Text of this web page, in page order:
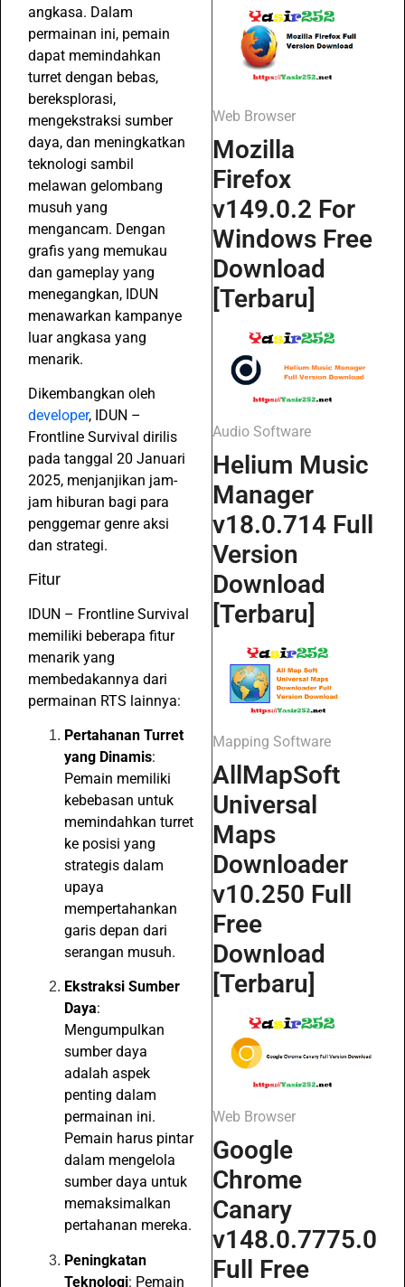
angkasa. Dalam
permainan ini, pemain
dapat memindahkan
turret dengan bebas,
bereksplorasi,
mengekstraksi sumber
daya, dan meningkatkan
teknologi sambil
melawan gelombang
musuh yang
mengancam. Dengan
grafis yang memukau
dan gameplay yang
menegangkan, IDUN
menawarkan kampanye
luar angkasa yang
menarik.
Dikembangkan oleh
developer, IDUN –
Frontline Survival dirilis
pada tanggal 20 Januari
2025, menjanjikan jam-
jam hiburan bagi para
penggemar genre aksi
dan strategi.
Fitur
IDUN – Frontline Survival
memiliki beberapa fitur
menarik yang
membedakannya dari
permainan RTS lainnya:
Pertahanan Turret
yang Dinamis:
Pemain memiliki
kebebasan untuk
memindahkan turret
ke posisi yang
strategis dalam
upaya
mempertahankan
garis depan dari
serangan musuh.
Ekstraksi Sumber
Daya:
Mengumpulkan
sumber daya
adalah aspek
penting dalam
permainan ini.
Pemain harus pintar
dalam mengelola
sumber daya untuk
memaksimalkan
pertahanan mereka.
Peningkatan
Teknologi: Pemain
Web Browser
Mozilla
Firefox
v149.0.2 For
Windows Free
Download
[Terbaru]
Audio Software
Helium Music
Manager
v18.0.714 Full
Version
Download
[Terbaru]
Mapping Software
AllMapSoft
Universal
Maps
Downloader
v10.250 Full
Free
Download
[Terbaru]
Web Browser
Google
Chrome
Canary
v148.0.7775.0
Full Free